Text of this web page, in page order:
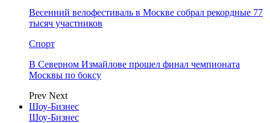
Весенний велофестиваль в Москве собрал рекордные 77
тысяч участников
Спорт
В Северном Измайлове прошел финал чемпионата
Москвы по боксу
Prev Next
Шоу-Бизнес
Шоу-Бизнес